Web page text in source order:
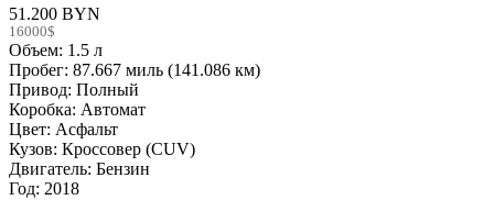
51.200 BYN
16000$
Объем: 1.5 л
Пробег: 87.667 миль (141.086 км)
Привод: Полный
Коробка: Автомат
Цвет: Асфальт
Кузов: Кроссовер (CUV)
Двигатель: Бензин
Год: 2018